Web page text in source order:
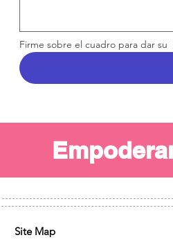
Firme sobre el cuadro para dar su
Site Map